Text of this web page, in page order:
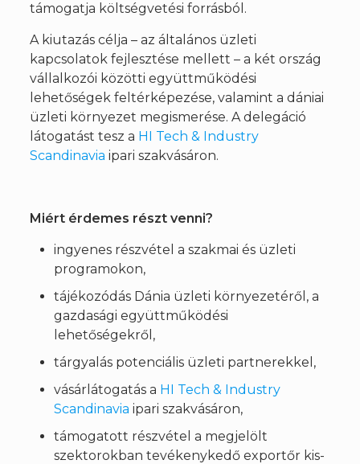
támogatja költségvetési forrásból.
A kiutazás célja – az általános üzleti
kapcsolatok fejlesztése mellett – a két ország
vállalkozói közötti együttműködési
lehetőségek feltérképezése, valamint a dániai
üzleti környezet megismerése. A delegáció
látogatást tesz a HI Tech & Industry
Scandinavia ipari szakvásáron.
Miért érdemes részt venni?
ingyenes részvétel a szakmai és üzleti
programokon,
tájékozódás Dánia üzleti környezetéről, a
gazdasági együttműködési
lehetőségekről,
tárgyalás potenciális üzleti partnerekkel,
vásárlátogatás a HI Tech & Industry
Scandinavia ipari szakvásáron,
támogatott részvétel a megjelölt
szektorokban tevékenykedő exportőr kis-